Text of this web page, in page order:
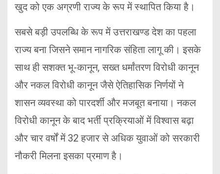
खुद को एक अग्रणी राज्य के रूप में स्थापित किया है।
सबसे बड़ी उपलब्धि के रूप में उत्तराखण्ड देश का पहला
राज्य बना जिसने समान नागरिक संहिता लागू की। इसके
साथ ही सशक्त भू-कानून, सख्त धर्मांतरण विरोधी कानून
और नकल विरोधी कानून जैसे ऐतिहासिक निर्णयों ने
शासन व्यवस्था को पारदर्शी और मजबूत बनाया। नकल
विरोधी कानून के बाद भर्ती प्रक्रियाओं में विश्वास बढ़ा
और चार वर्षों में 32 हजार से अधिक युवाओं को सरकारी
नौकरी मिलना इसका प्रमाण है।